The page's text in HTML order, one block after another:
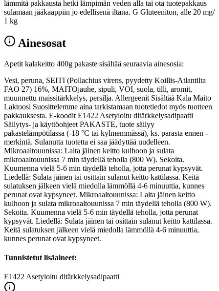
lämmitä pakkausta hetki lämpimän veden alla tai ota tuotepakkaus
sulamaan jääkaappiin jo edellisenä iltana. G Gluteeniton, alle 20 mg/
1 kg
Ainesosat
Apetit kalakeitto 400g pakaste sisältää seuraavia ainesosia:
Vesi, peruna, SEITI (Pollachius virens, pyydetty Koillis-Atlantilta
FAO 27) 16%, MAITOjauhe, sipuli, VOI, suola, tilli, aromit,
muunnettu maissitärkkelys, persilja. Allergeenit Sisältää Kala Maito
Laktoosi Suosittelemme aina tarkistamaan tuotetiedot myös tuotteen
pakkauksesta. E-koodit E1422 Asetyloitu ditärkkelysadipaatti
Säilytys- ja käyttöohjeet PAKASTE, tuote säilyy
pakastelämpötilassa (-18 °C tai kylmemmässä), ks. parasta ennen -
merkintä. Sulanutta tuotetta ei saa jäädyttää uudelleen.
Mikroaaltouunissa: Laita jäinen keitto kulhoon ja sulata
mikroaaltouunissa 7 min täydellä teholla (800 W). Sekoita.
Kuumenna vielä 5-6 min täydellä teholla, jotta perunat kypsyvät.
Liedellä: Sulata jäinen tai osittain sulanut keitto kattilassa. Keitä
sulatuksen jälkeen vielä miedolla lämmöllä 4-6 minuuttia, kunnes
perunat ovat kypsyneet. Mikroaaltouunissa: Laita jäinen keitto
kulhoon ja sulata mikroaaltouunissa 7 min täydellä teholla (800 W).
Sekoita. Kuumenna vielä 5-6 min täydellä teholla, jotta perunat
kypsyvät. Liedellä: Sulata jäinen tai osittain sulanut keitto kattilassa.
Keitä sulatuksen jälkeen vielä miedolla lämmöllä 4-6 minuuttia,
kunnes perunat ovat kypsyneet.
Tunnistetut lisäaineet:
E1422 Asetyloitu ditärkkelysadipaatti